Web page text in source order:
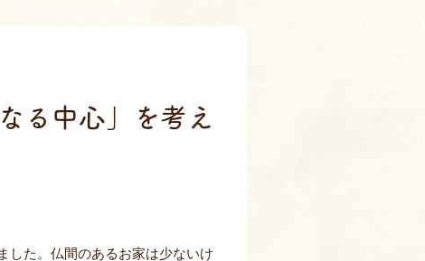
る中心」を考え
した。仏間のあるお家は少ないけ